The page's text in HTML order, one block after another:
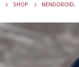
SHOP NENDOROID,